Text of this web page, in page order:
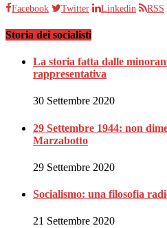
Facebook Twitter Linkedin RSS
Storia dei socialisti
La storia fatta dalle
rappresentativa
30 Settembre 2020
29 Settembre 1944: non
Marzabotto
29 Settembre 2020
Socialismo: una filosofia
21 Settembre 2020